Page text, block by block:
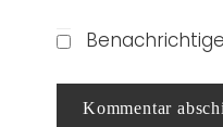
Kommentar